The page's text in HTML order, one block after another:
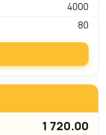
4000
80
1 720.00